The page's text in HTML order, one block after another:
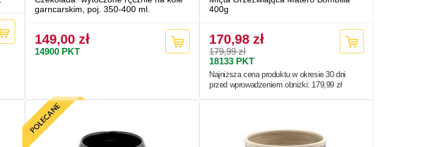
garncarskim, poj. 350-400 ml.
149,00 zł
14900 PKT
400g
170,98 zł
179,99 zł
18133 PKT
Najniższa cena produktu w okresie 30 dni
przed wprowadzeniem obniżki: 179,99 zł